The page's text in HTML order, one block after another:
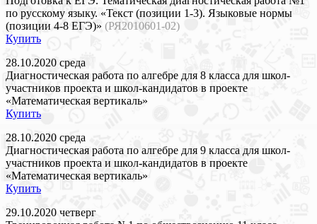
по русскому языку. «Текст (позиции 1-3). Языковые нормы
(позиции 4-8 ЕГЭ)» (РЯ2010601-02)
Купить
28.10.2020 среда
Диагностическая работа по алгебре для 8 класса для школ-
участников проекта и школ-кандидатов в проекте
«Математическая вертикаль»
Купить
28.10.2020 среда
Диагностическая работа по алгебре для 9 класса для школ-
участников проекта и школ-кандидатов в проекте
«Математическая вертикаль»
Купить
29.10.2020 четверг